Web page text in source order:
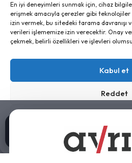
En iyi deneyimleri sunmak için, cihaz
erişmek amacıyla çerezler gibi
izin vermek, bu sitedeki tarama davranışı
verileri işlememize izin verecektir. Onay
çekmek, belirli özellikleri ve işlevleri
Kabul et
Reddet
Gizlilik Bildirimi
Sosyalistler Nükleere Neden Karşı
“Sosyalizme Rağmen
2 Ağustos 2026